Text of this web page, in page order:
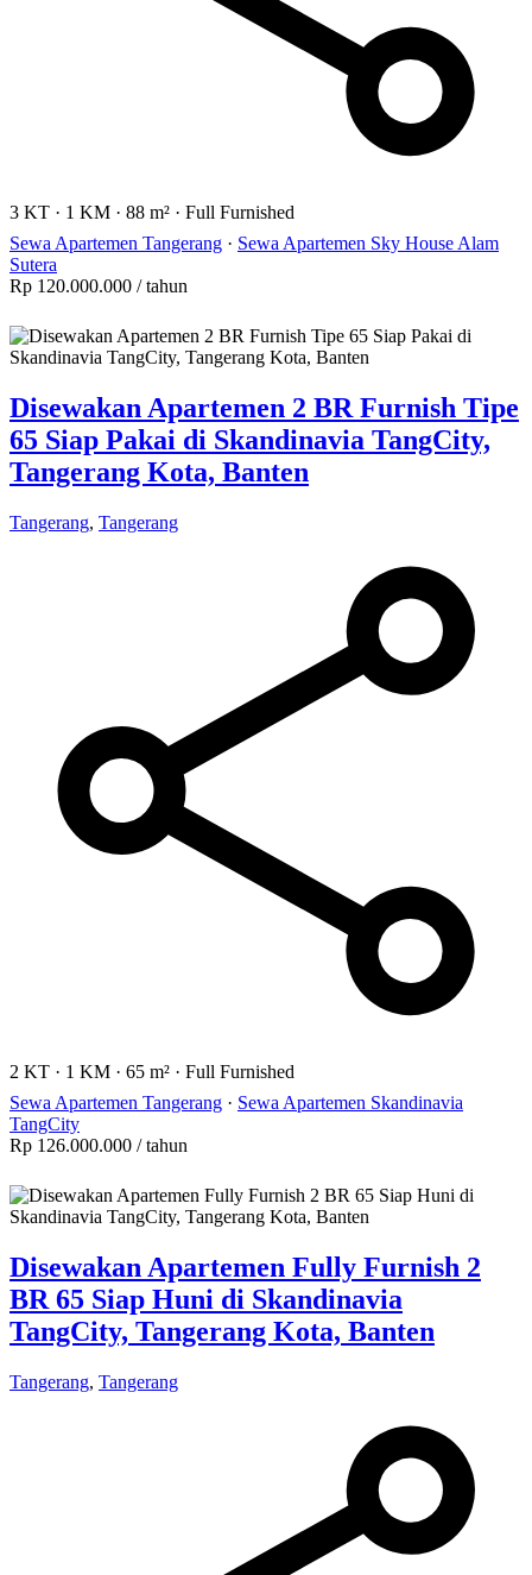
3 KT · 1 KM · 88 m² · Full Furnished
Sewa Apartemen Tangerang · Sewa Apartemen Sky House Alam
Sutera
Rp 120.000.000 / tahun
Disewakan Apartemen 2 BR Furnish Tipe
65 Siap Pakai di Skandinavia TangCity,
Tangerang Kota, Banten
Tangerang, Tangerang
2 KT · 1 KM · 65 m² · Full Furnished
Sewa Apartemen Tangerang · Sewa Apartemen Skandinavia
TangCity
Rp 126.000.000 / tahun
Disewakan Apartemen Fully Furnish 2
BR 65 Siap Huni di Skandinavia
TangCity, Tangerang Kota, Banten
Tangerang, Tangerang